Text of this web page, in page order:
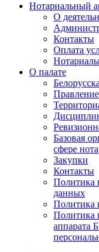
Нотариальный
О
Контакты
Оплата
О палате
Правление
Базовая
сфере
Закупки
Контакты
Политика
данных
Политика
Политика
аппарата